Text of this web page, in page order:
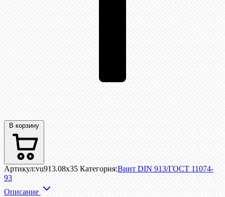
В корзину
Артикул:vu913.08x35 Категория:Винт DIN 913/ГОСТ 11074-
93
Описание